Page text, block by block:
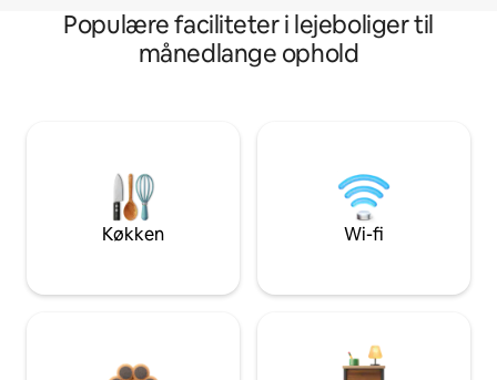
Populære faciliteter i lejeboliger til
månedlange ophold
Køkken Wi-fi